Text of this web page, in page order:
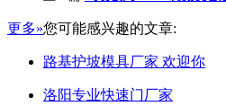
更多»您可能感兴趣的文章:
路基护坡模具厂家 欢迎你
洛阳专业快速门厂家